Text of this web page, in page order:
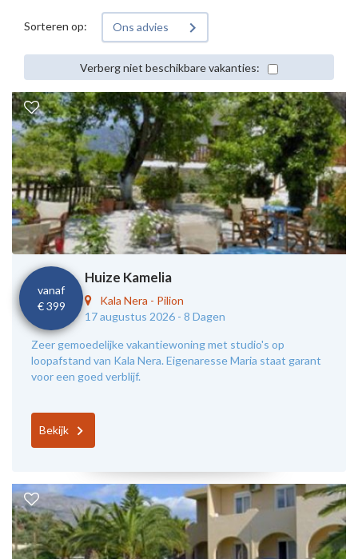
Sorteren op: Ons advies
Verberg niet beschikbare vakanties:
vanaf
€ 399
Huize Kamelia
Kala Nera - Pilion
17 augustus 2026 - 8 Dagen
Zeer gemoedelijke vakantiewoning met studio's op
loopafstand van Kala Nera. Eigenaresse Maria staat garant
voor een goed verblijf.
Bekijk